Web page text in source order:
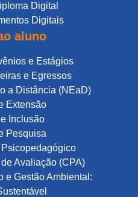
Digital
Digitais
aluno
e Estágios
e Egressos
a Distância (NEaD)
Extensão
Inclusão
Pesquisa
Avaliação (CPA)
e Gestão Ambiental: